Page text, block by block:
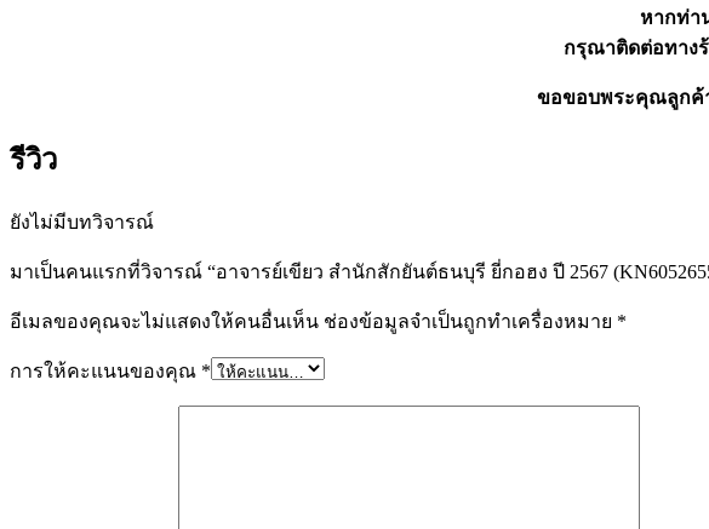
หากท่า
กรุณาติดต่อทาง
ขอขอบพระคุณลูกค้
รีวิว
ยังไม่มีบทวิจารณ์
มาเป็นคนแรกที่วิจารณ์ “อาจารย์เขียว สำนักสักยันต์ธนบุรี ยี่กอฮง ปี 2567
อีเมลของคุณจะไม่แสดงให้คนอื่นเห็น ช่องข้อมูลจำเป็นถูกทำเครื่องหมาย *
การให้คะแนนของคุณ *